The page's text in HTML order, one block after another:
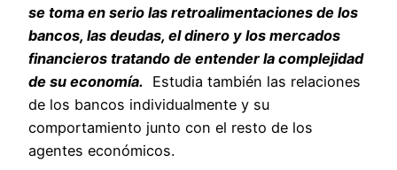
se toma en serio las retroalimentaciones de los
bancos, las deudas, el dinero y los mercados
financieros tratando de entender la complejidad
de su economía. Estudia también las relaciones
de los bancos individualmente y su
comportamiento junto con el resto de los
agentes económicos.